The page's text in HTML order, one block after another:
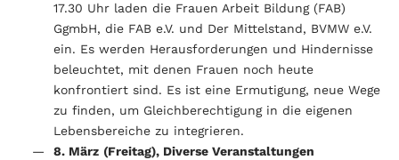
17.30 Uhr laden die Frauen Arbeit Bildung (FAB)
GgmbH, die FAB e.V. und Der Mittelstand, BVMW e.V.
ein. Es werden Herausforderungen und Hindernisse
beleuchtet, mit denen Frauen noch heute
konfrontiert sind. Es ist eine Ermutigung, neue Wege
zu finden, um Gleichberechtigung in die eigenen
Lebensbereiche zu integrieren.
8. März (Freitag), Diverse Veranstaltungen